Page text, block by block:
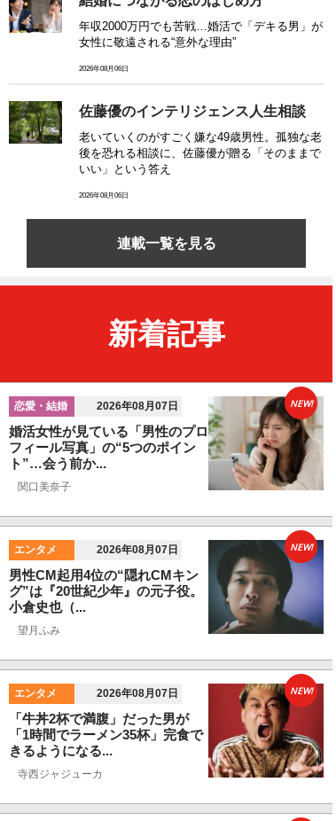
年収2000万円でも苦戦…婚活で「デキる男」が
女性に敬遠される“意外な理由”
2026年08月06日
佐藤優のインテリジェンス人生相談
老いていくのがすごく嫌な49歳男性。孤独な老
後を恐れる相談に、佐藤優が贈る「そのままで
いい」という答え
2026年08月06日
連載一覧を見る
新着記事
恋愛・結婚 2026年08月07日
婚活女性が見ている「男性のプロ
フィール写真」の“5つのポイン
ト”…会う前か...
関口美奈子
NEW!
エンタメ 2026年08月07日
男性CM起用4位の“隠れCMキン
グ”は『20世紀少年』の元子役。
小倉史也（...
望月ふみ
NEW!
エンタメ 2026年08月07日
「牛丼2杯で満腹」だった男が
「1時間でラーメン35杯」完食で
きるようになる...
寺西ジャジューカ
NEW!